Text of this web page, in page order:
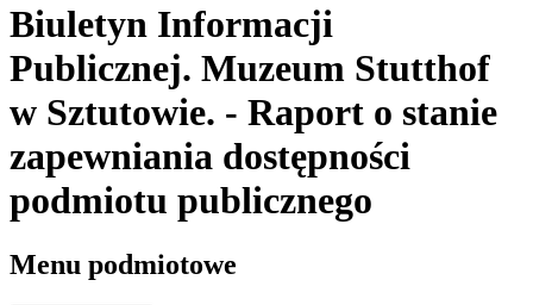
Biuletyn Informacji
Publicznej. Muzeum Stutthof
w Sztutowie. - Raport o stanie
zapewniania dostępności
podmiotu publicznego
Menu podmiotowe